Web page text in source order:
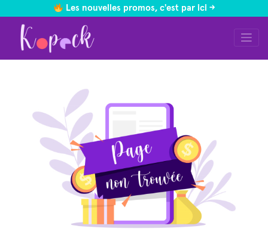
Les nouvelles promos, c'est par ici ->